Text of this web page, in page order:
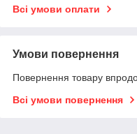
Всі умови оплати
Умови повернення
Повернення товару
Всі умови повернення